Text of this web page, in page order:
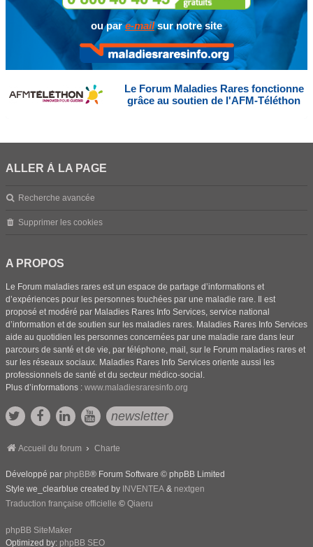
ou pare-mailsur notre site
Le Forum Maladies Rares fonctionne
grâce au soutien de l'AFM-Téléthon
ALLER À LA PAGE
Recherche avancée
Supprimer les cookies
A PROPOS
Le Forum maladies rares est un espace de partage d’informations et
d’expériences pour les personnes touchées par une maladie rare. Il est
proposé et modéré par Maladies Rares Info Services, service national
d’information et de soutien sur les maladies rares. Maladies Rares Info Services
aide au quotidien les personnes concernées par une maladie rare dans leur
parcours de santé et de vie, par téléphone, mail, sur le Forum maladies rares et
sur les réseaux sociaux. Maladies Rares Info Services oriente aussi les
professionnels de santé et du secteur médico-social.
Plus d’informations : www.maladiesraresinfo.org
newsletter
Accueil du forum Charte
Développé par phpBB® Forum Software © phpBB Limited
Style we_clearblue created by INVENTEA & nextgen
Traduction française officielle © Qiaeru
phpBB SiteMaker
Optimized by: phpBB SEO